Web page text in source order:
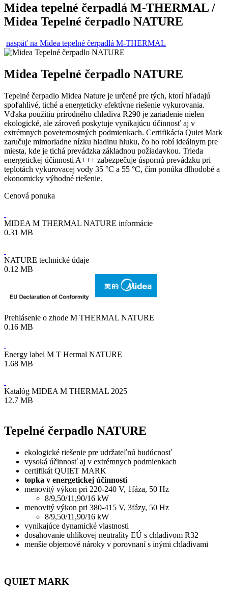
Midea tepelné čerpadlá M-THERMAL /
Midea Tepelné čerpadlo NATURE
naspäť na Midea tepelné čerpadlá M-THERMAL
Midea Tepelné čerpadlo NATURE
Tepelné čerpadlo Midea Nature je určené pre tých, ktorí hľadajú
spoľahlivé, tiché a energeticky efektívne riešenie vykurovania.
Vďaka použitiu prírodného chladiva R290 je zariadenie nielen
ekologické, ale zároveň poskytuje vynikajúcu účinnosť aj v
extrémnych poveternostných podmienkach. Certifikácia Quiet Mark
zaručuje mimoriadne nízku hladinu hluku, čo ho robí ideálnym pre
miesta, kde je tichá prevádzka základnou požiadavkou. Trieda
energetickej účinnosti A+++ zabezpečuje úspornú prevádzku pri
teplotách vykurovacej vody 35 °C a 55 °C, čím ponúka dlhodobé a
ekonomicky výhodné riešenie.
Cenová ponuka
MIDEA M THERMAL NATURE informácie
0.31 MB
NATURE technické údaje
0.12 MB
Prehlásenie o zhode M THERMAL NATURE
0.16 MB
Energy label M T Hermal NATURE
1.68 MB
Katalóg MIDEA M THERMAL 2025
12.7 MB
Tepelné čerpadlo NATURE
ekologické riešenie pre udržateľnú budúcnosť
vysoká účinnosť aj v extrémnych podmienkach
certifikát QUIET MARK
topka v energetickej účinnosti
menovitý výkon pri 220-240 V, 1fáza, 50 Hz
8/9,50/11,90/16 kW
menovitý výkon pri 380-415 V, 3fázy, 50 Hz
8/9,50/11,90/16 kW
vynikajúce dynamické vlastnosti
dosahovanie uhlíkovej neutrality EÚ s chladivom R32
menšie objemové nároky v porovnaní s inými chladivami
QUIET MARK